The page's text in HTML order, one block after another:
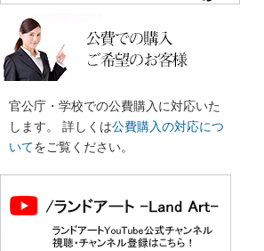
官公庁・学校での公費購入に対応いた
します。 詳しくは公費購入の対応につ
いてをご覧ください。